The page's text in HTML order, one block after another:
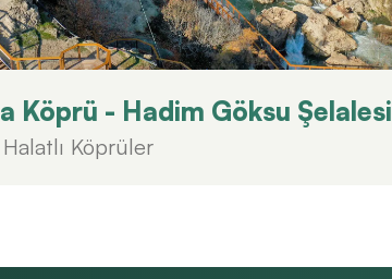
Köprü - Hadim Göksu Şelalesi
Köprüler